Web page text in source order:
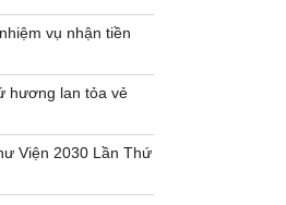
vụ nhận tiền
hương lan tỏa vẻ
Viện 2030 Lần Thứ